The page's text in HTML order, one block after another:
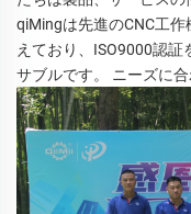
qiMingは先進のCNC工
えており、ISO9000認
サブルです。 ニーズに